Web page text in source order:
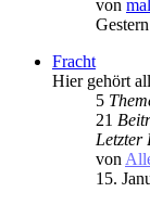
von
Fracht
Hier gehört
5
21
Letzter
von
15.